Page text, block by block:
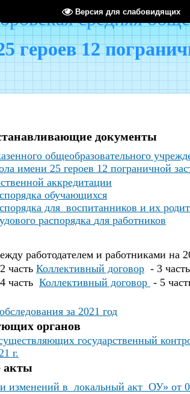
Версия для слабовидящих
средняя
героев 12
документы
общеобразовательного
имени 25 героев 12 пограничной
аккредитации
обучающихся
для воспитанников и их
распорядка для работников
работодателем и работниками на
часть Коллективный договор - 3 часть
часть Коллективный договор - 5
за 2021 год
органов
государственный
г.
акты
изменений в локальный акт ОУ» от